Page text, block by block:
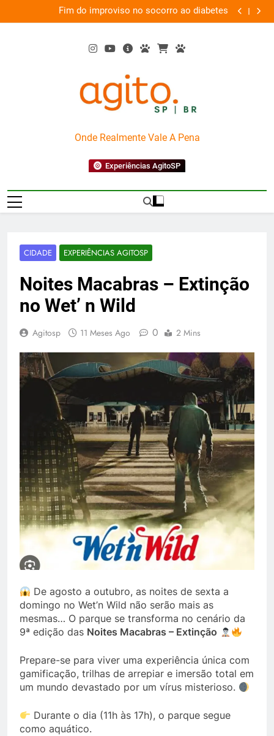
to
no socorro ao diabetes
Wet’n Wild transforma
AgitoSP
Onde Realmente Vale A Pena
Experiências AgitoSP
CIDADE EXPERIÊNCIAS AGITOSP
Noites Macabras – Extinção
no Wet’ n Wild
Agitosp 11 Meses Ago 0 2 Mins
De agosto a outubro, as noites de sexta a
domingo no Wet’n Wild não serão mais as
mesmas… O parque se transforma no cenário da
9ª edição das Noites Macabras – Extinção
Prepare-se para viver uma experiência única com
gamificação, trilhas de arrepiar e imersão total em
um mundo devastado por um vírus misterioso.
Durante o dia (11h às 17h), o parque segue
como aquático.